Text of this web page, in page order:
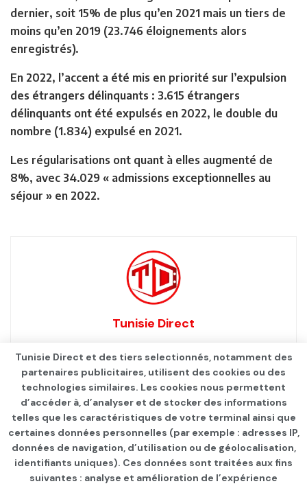
dernier, soit 15% de plus qu’en 2021 mais un tiers de
moins qu’en 2019 (23.746 éloignements alors
enregistrés).
En 2022, l’accent a été mis en priorité sur l’expulsion
des étrangers délinquants : 3.615 étrangers
délinquants ont été expulsés en 2022, le double du
nombre (1.834) expulsé en 2021.
Les régularisations ont quant à elles augmenté de
8%, avec 34.029 « admissions exceptionnelles au
séjour » en 2022.
Tunisie Direct
Tunisie Direct et des tiers selectionnés, notamment des
partenaires publicitaires, utilisent des cookies ou des
technologies similaires. Les cookies nous permettent
d’accéder à, d’analyser et de stocker des informations
telles que les caractéristiques de votre terminal ainsi que
certaines données personnelles (par exemple : adresses IP,
données de navigation, d’utilisation ou de géolocalisation,
identifiants uniques). Ces données sont traitées aux fins
suivantes : analyse et amélioration de l’expérience